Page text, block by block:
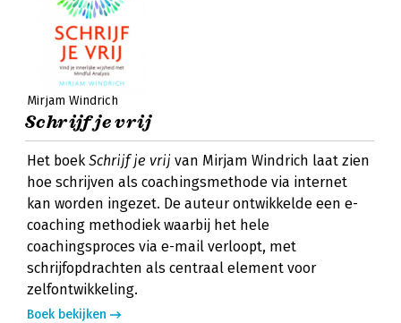
Mirjam Windrich
Schrijf je vrij
Het boek Schrijf je vrij van Mirjam Windrich laat zien
hoe schrijven als coachingsmethode via internet
kan worden ingezet. De auteur ontwikkelde een e-
coaching methodiek waarbij het hele
coachingsproces via e-mail verloopt, met
schrijfopdrachten als centraal element voor
zelfontwikkeling.
Boek bekijken